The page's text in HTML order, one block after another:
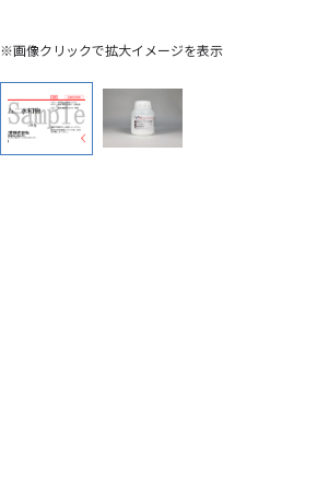
※画像クリックで拡大イメージを表示